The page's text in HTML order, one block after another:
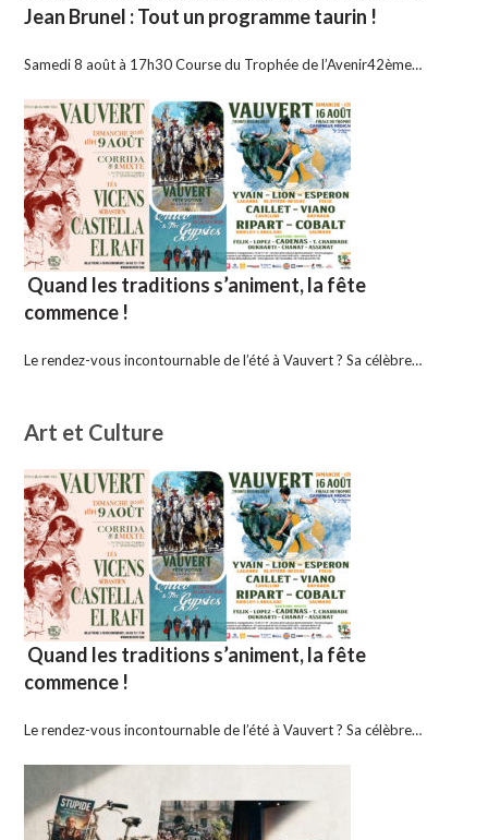
Jean Brunel : Tout un programme taurin !
Samedi 8 août à 17h30 Course du Trophée de l’Avenir42ème…
Quand les traditions s’animent, la fête
commence !
Le rendez-vous incontournable de l’été à Vauvert ? Sa célèbre…
Art et Culture
Quand les traditions s’animent, la fête
commence !
Le rendez-vous incontournable de l’été à Vauvert ? Sa célèbre…